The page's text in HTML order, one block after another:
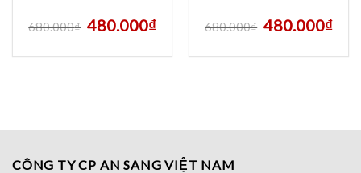
680.000₫ 480.000₫ 680.000₫ 480.000₫
CÔNG TY CP AN SANG VIỆT NAM